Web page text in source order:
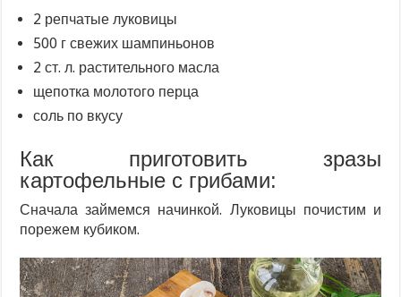
2 репчатые луковицы
500 г свежих шампиньонов
2 ст. л. растительного масла
щепотка молотого перца
соль по вкусу
Как приготовить зразы
картофельные с грибами:
Сначала займемся начинкой. Луковицы почистим и
порежем кубиком.